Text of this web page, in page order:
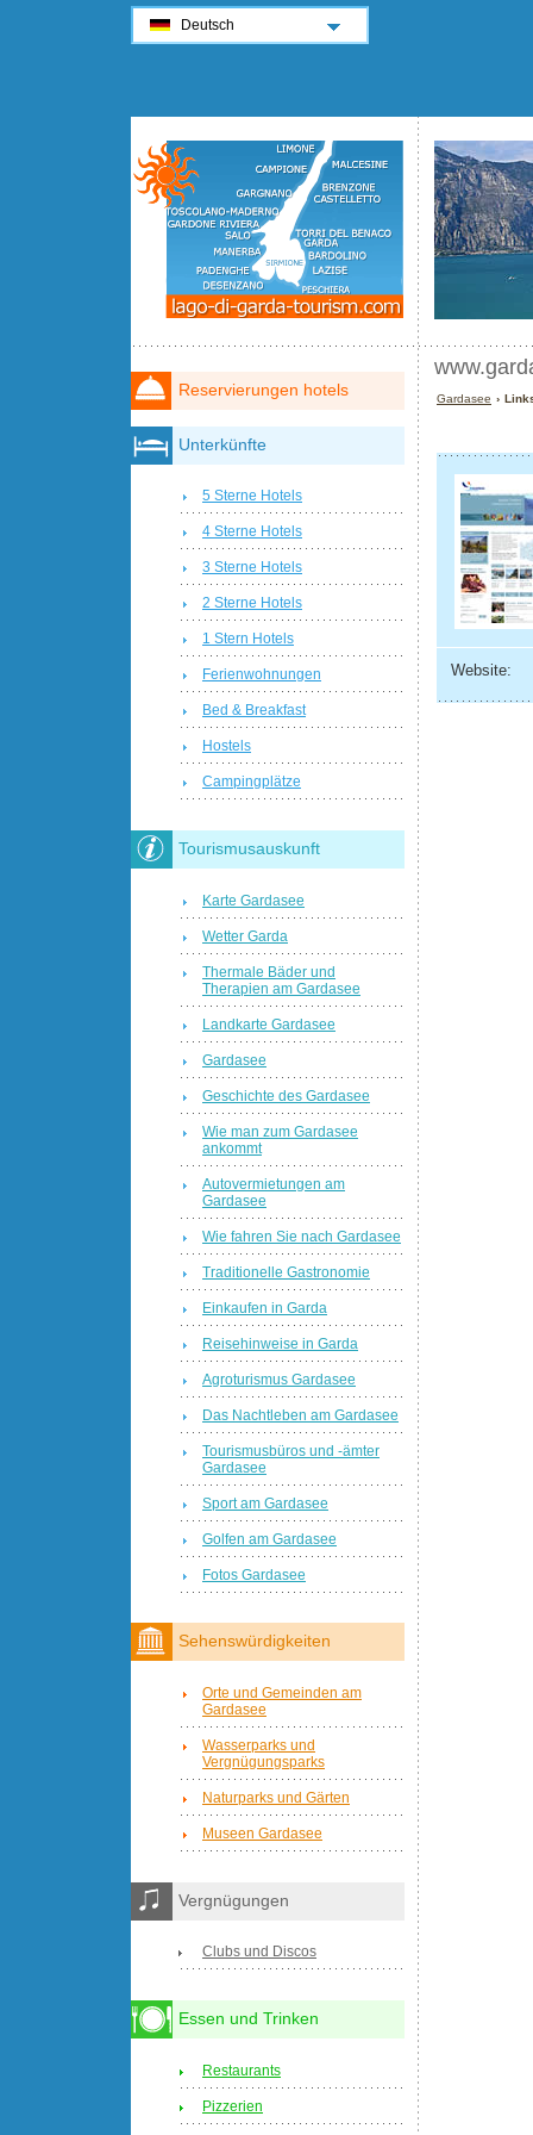
Gardasee ›
Website:
Reservierungen hotels
Unterkünfte
5 Sterne Hotels
4 Sterne Hotels
3 Sterne Hotels
2 Sterne Hotels
1 Stern Hotels
Ferienwohnungen
Bed & Breakfast
Hostels
Campingplätze
Tourismusauskunft
Karte Gardasee
Wetter Garda
Thermale Bäder und
Therapien am Gardasee
Landkarte Gardasee
Gardasee
Geschichte des Gardasee
Wie man zum Gardasee
ankommt
Autovermietungen am
Gardasee
Wie fahren Sie nach Gardasee
Traditionelle Gastronomie
Einkaufen in Garda
Reisehinweise in Garda
Agroturismus Gardasee
Das Nachtleben am Gardasee
Tourismusbüros und -ämter
Gardasee
Sport am Gardasee
Golfen am Gardasee
Fotos Gardasee
Sehenswürdigkeiten
Orte und Gemeinden am
Gardasee
Wasserparks und
Vergnügungsparks
Naturparks und Gärten
Museen Gardasee
Vergnügungen
Clubs und Discos
Essen und Trinken
Restaurants
Pizzerien
Deutsch